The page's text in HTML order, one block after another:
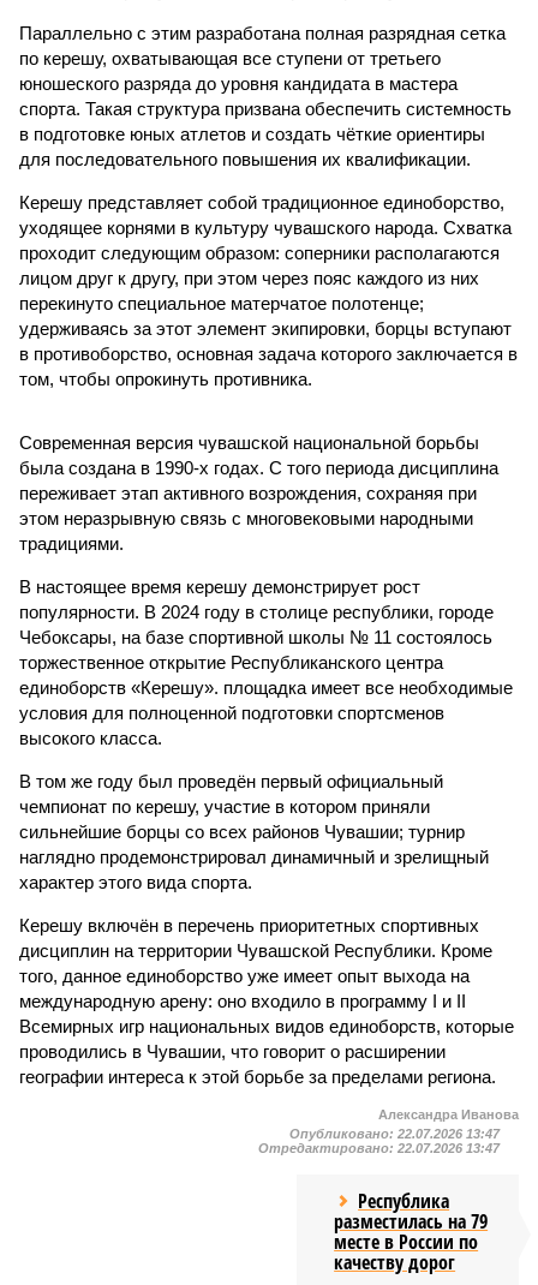
Параллельно с этим разработана полная разрядная сетка
по керешу, охватывающая все ступени от третьего
юношеского разряда до уровня кандидата в мастера
спорта. Такая структура призвана обеспечить системность
в подготовке юных атлетов и создать чёткие ориентиры
для последовательного повышения их квалификации.
Керешу представляет собой традиционное единоборство,
уходящее корнями в культуру чувашского народа. Схватка
проходит следующим образом: соперники располагаются
лицом друг к другу, при этом через пояс каждого из них
перекинуто специальное матерчатое полотенце;
удерживаясь за этот элемент экипировки, борцы вступают
в противоборство, основная задача которого заключается в
том, чтобы опрокинуть противника.
Современная версия чувашской национальной борьбы
была создана в 1990-х годах. С того периода дисциплина
переживает этап активного возрождения, сохраняя при
этом неразрывную связь с многовековыми народными
традициями.
В настоящее время керешу демонстрирует рост
популярности. В 2024 году в столице республики, городе
Чебоксары, на базе спортивной школы № 11 состоялось
торжественное открытие Республиканского центра
единоборств «Керешу». площадка имеет все необходимые
условия для полноценной подготовки спортсменов
высокого класса.
В том же году был проведён первый официальный
чемпионат по керешу, участие в котором приняли
сильнейшие борцы со всех районов Чувашии; турнир
наглядно продемонстрировал динамичный и зрелищный
характер этого вида спорта.
Керешу включён в перечень приоритетных спортивных
дисциплин на территории Чувашской Республики. Кроме
того, данное единоборство уже имеет опыт выхода на
международную арену: оно входило в программу I и II
Всемирных игр национальных видов единоборств, которые
проводились в Чувашии, что говорит о расширении
географии интереса к этой борьбе за пределами региона.
Александра Иванова
Опубликовано: 22.07.2026 13:47
Отредактировано: 22.07.2026 13:47
Республика
разместилась на 79
месте в России по
качеству дорог